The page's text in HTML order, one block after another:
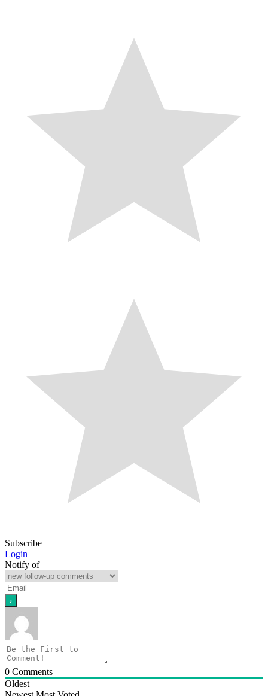
Subscribe
Login
Notify of
0 Comments
Oldest